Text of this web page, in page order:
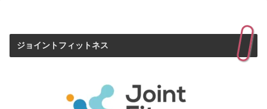
ジョイントフィットネス